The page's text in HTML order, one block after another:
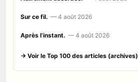
Sur ce fil. — 4 août 2026
Après l’instant. — 4 août 2026
→ Voir le Top 100 des articles (archives)